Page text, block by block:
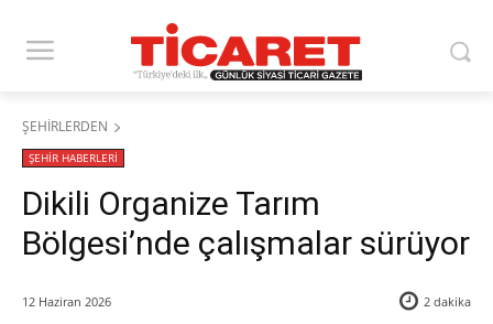
ŞEHİRLERDEN
ŞEHİR HABERLERİ
​Dikili Organize Tarım
Bölgesi’nde çalışmalar sürüyor
12 Haziran 2026 2 dakika